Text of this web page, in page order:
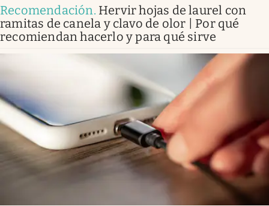
Recomendación. Hervir hojas de laurel con
ramitas de canela y clavo de olor | Por qué
recomiendan hacerlo y para qué sirve